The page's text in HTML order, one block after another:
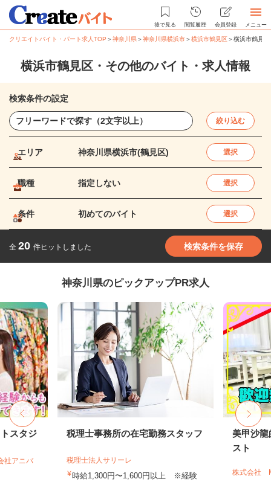
後で見る 閲覧履歴 会員登録 メニュー
クリエイトバイト・パート求人TOP ＞神奈川県＞神奈川県横浜市＞横浜市鶴見区＞横浜市鶴見
横浜市鶴見区・その他のバイト・求人情報
検索条件の設定
絞り込む
エリア 神奈川県横浜市(鶴見区) 選択
職種 指定しない 選択
条件 初めてのバイト 選択
全 20 件ヒットしました 検索条件を保存
神奈川県のピックアップPR求人
スタジ
社アニバ
税理士事務所の在宅勤務スタッフ
税理士法人サリーレ
時給1,300円〜1,600円以上 ※経験
美甲沙
スト
株式会社